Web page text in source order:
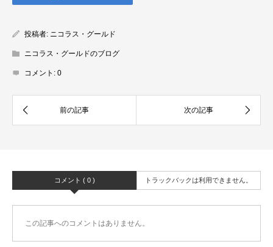
投稿者: ニコラス・グールド
ニコラス・グールドのブログ
コメント: 0
コメント ( 0 ) トラックバックは利用できません。
この記事へのコメントはありません。